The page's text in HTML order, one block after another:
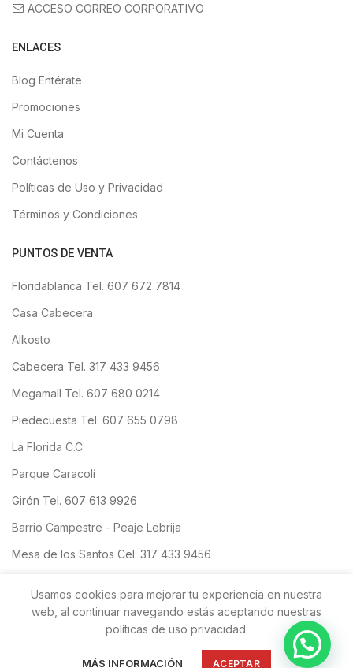
ACCESO CORREO CORPORATIVO
ENLACES
Blog Entérate
Promociones
Mi Cuenta
Contáctenos
Políticas de Uso y Privacidad
Términos y Condiciones
PUNTOS DE VENTA
Floridablanca Tel. 607 672 7814
Casa Cabecera
Alkosto
Cabecera Tel. 317 433 9456
Megamall Tel. 607 680 0214
Piedecuesta Tel. 607 655 0798
La Florida C.C.
Parque Caracolí
Girón Tel. 607 613 9926
Barrio Campestre - Peaje Lebrija
Mesa de los Santos Cel. 317 433 9456
| Todos los derechos
reservados. Desarrollado por:
IDEA DIRECTA SAS Aliado de:MPW
Usamos cookies para mejorar tu experiencia en nuestra
web, al continuar navegando estás aceptando nuestras
políticas de uso privacidad.
MÁS INFORMACIÓN ACEPTAR